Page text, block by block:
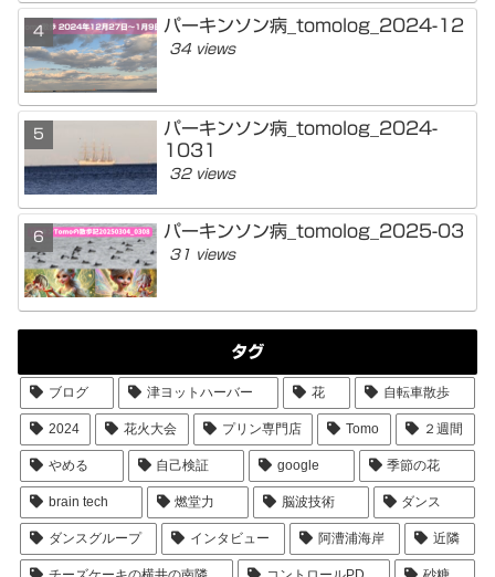
パーキンソン病_tomolog_2024-12
34 views
パーキンソン病_tomolog_2024-
1031
32 views
パーキンソン病_tomolog_2025-03
31 views
タグ
ブログ 津ヨットハーバー 花 自転車散歩
2024 花火大会 プリン専門店 Tomo ２週間
やめる 自己検証 google 季節の花
brain tech 燃堂力 脳波技術 ダンス
ダンスグループ インタビュー 阿漕浦海岸 近隣